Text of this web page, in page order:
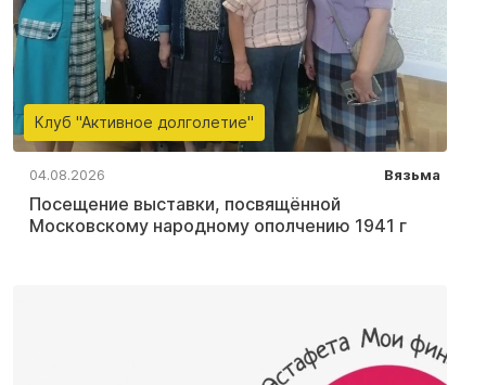
Клуб "Активное долголетие"
04.08.2026 Вязьма
Посещение выставки, посвящённой
Московскому народному ополчению 1941 г